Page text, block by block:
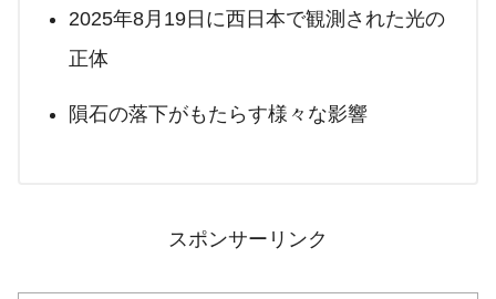
2025年8月19日に西日本で観測された光の
正体
隕石の落下がもたらす様々な影響
スポンサーリンク